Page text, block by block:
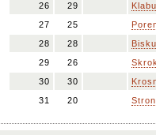
26
29
27
25
28
28
29
26
30
30
31
20